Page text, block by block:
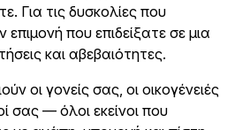
Για τις δυσκολίες που
που επιδείξατε σε μια
και αβεβαιότητες.
οι γονείς σας, οι οικογένειές
σας — όλοι εκείνοι που